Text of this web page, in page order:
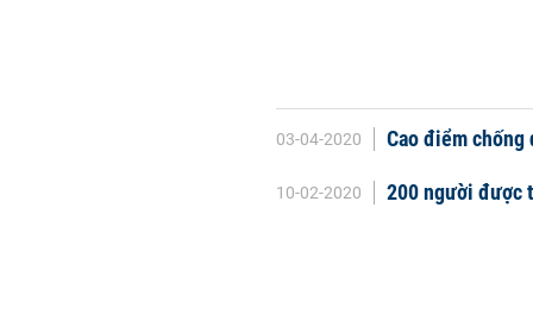
03-04-2020 Cao điểm chống
10-02-2020 200 người được